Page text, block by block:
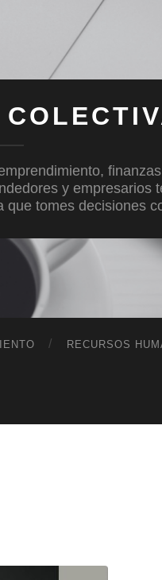
y empresarios
tomes decisiones
RECURSOS